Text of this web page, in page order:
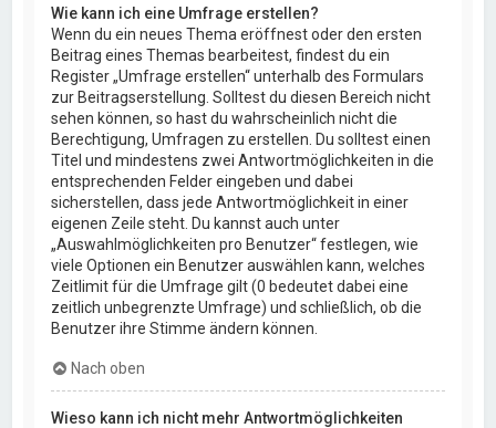
Wie kann ich eine Umfrage erstellen?
Wenn du ein neues Thema eröffnest oder den ersten
Beitrag eines Themas bearbeitest, findest du ein
Register „Umfrage erstellen“ unterhalb des Formulars
zur Beitragserstellung. Solltest du diesen Bereich nicht
sehen können, so hast du wahrscheinlich nicht die
Berechtigung, Umfragen zu erstellen. Du solltest einen
Titel und mindestens zwei Antwortmöglichkeiten in die
entsprechenden Felder eingeben und dabei
sicherstellen, dass jede Antwortmöglichkeit in einer
eigenen Zeile steht. Du kannst auch unter
„Auswahlmöglichkeiten pro Benutzer“ festlegen, wie
viele Optionen ein Benutzer auswählen kann, welches
Zeitlimit für die Umfrage gilt (0 bedeutet dabei eine
zeitlich unbegrenzte Umfrage) und schließlich, ob die
Benutzer ihre Stimme ändern können.
Nach oben
Wieso kann ich nicht mehr Antwortmöglichkeiten